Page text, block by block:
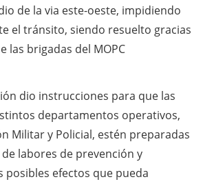
de la via este-oeste, impidiendo
el tránsito, siendo resuelto gracias
las brigadas del MOPC
dio instrucciones para que las
departamentos operativos,
Militar y Policial, estén preparadas
labores de prevención y
posibles efectos que pueda